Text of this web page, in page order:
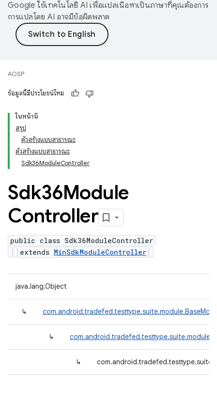
Google ใช้เทคโนโลยี AI เพื่อแปลเนื้อหาเป็นภาษาที่คุณต้องการ
การแปลโดย AI อาจมีข้อผิดพลาด
AOSP
ข้อมูลนี้มีประโยชน์ไหม
ในหน้านี้
สรุป
ตัวสร้างแบบสาธารณะ
ตัวสร้างแบบสาธารณะ
Sdk36ModuleController
Sdk36Module
Controller
public class Sdk36ModuleController
extends MinSdkModuleController
java.lang.Object
↳
↳
↳